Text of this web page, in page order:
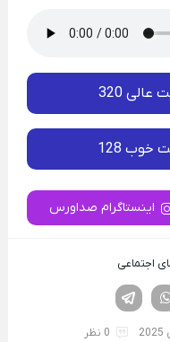
320
خوب 128
اینستاگرام صداورس
اجتماعی
لینکدین
0 نظر